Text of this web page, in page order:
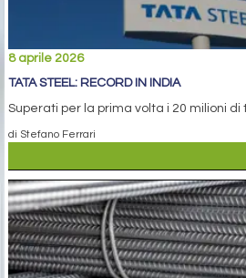
8 aprile 2026
TATA STEEL: RECORD IN INDIA
Superati per la prima volta i 20 milioni
di Stefano Ferrari